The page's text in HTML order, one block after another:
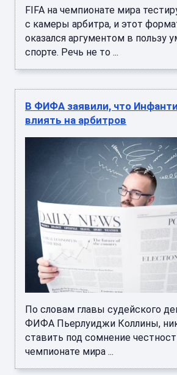
FIFA на чемпионате мира
с камеры арбитра, и этот
оказался аргументом в пользу
спорте. Речь не то ...
В ФИФА заявили, что
влиять на арбитров
По словам главы судейского
ФИФА Пьерлуиджи Коллины,
ставить под сомнение
чемпионате мира ...